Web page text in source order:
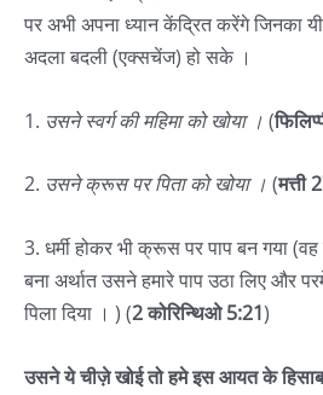
पर अभी अपना ध्यान केंद्रित करेंगे जिनका
अदला बदली (एक्सचेंज) हो सके ।
1. उसने स्वर्ग की महिमा को खोया । (
2. उसने क्रूस पर पिता को खोया । (मत्ती
3. धर्मी होकर भी क्रूस पर पाप बन गया
बना अर्थात उसने हमारे पाप उठा लिए और
पिला दिया । ) (2 कोरिन्थिओ 5:21)
उसने ये चीज़े खोई तो हमे इस आयत के हिसाब